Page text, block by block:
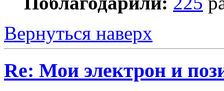
Вернуться наверх
Re: Мои электрон и